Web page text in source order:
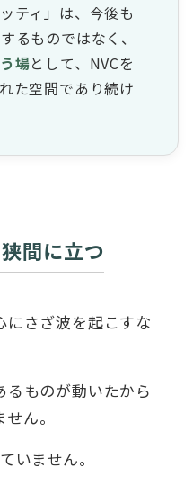
ティ」は、今後も
るものではなく、
場として、NVCを
た空間であり続け
間に立つ
さざ波を起こすな
ものが動いたから
ん。
いません。